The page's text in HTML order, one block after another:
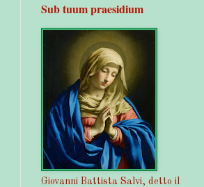
Sub tuum praesidium
Giovanni Battista Salvi, detto il